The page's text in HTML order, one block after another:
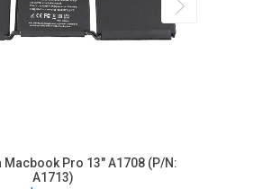
Macbook Pro 13" A1708 (P/N:
A1713)